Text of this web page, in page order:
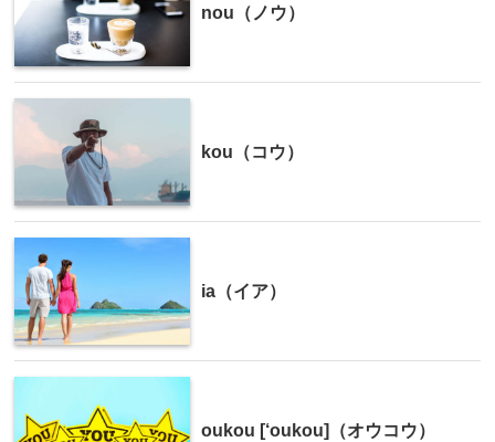
nou（ノウ）
kou（コウ）
ia（イア）
oukou [‘oukou]（オウコウ）